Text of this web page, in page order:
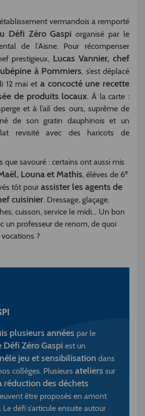
vermandois a remporté
Défi Zéro Gaspi organisé par le
de l’Aisne. Pour récompenser
prestigieux, Lucas Vannier, chef
à Pommiers, s’est déplacé
12 mai et a concocté une recette
de produits locaux. À la carte :
et à l’ail des ours, suprême de
de son gratin dauphinois et un
revisité avec des haricots de
que savouré : certains ont aussi mis
Louna et Mathis, élèves de 6e
tôt pour assister les agents de
cuisinier. Dressage, glaçage,
cuisson, service le midi… Un bon
un professeur de renom, de quoi
?
plusieurs années par le
Défi Zéro Gaspi est un
jeu et sensibilisation dans
collèges. Plusieurs ateliers sur
réduction des déchets
être proposés en amont
défi s’articule ensuite autour